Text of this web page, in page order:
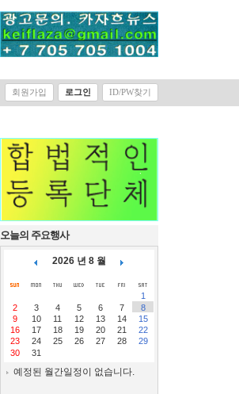
회원가입 로그인 ID/PW찾기
오늘의 주요행사
2026 년 8 월
1
2
3 4 5 6 7
8
9
10 11 12 13 14
15
16
17 18 19 20 21
22
23
24 25 26 27 28
29
30
31
예정된 월간일정이 없습니다.